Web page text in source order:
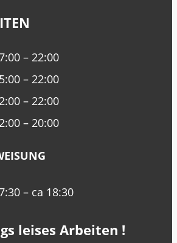
– 22:00
– 22:00
– 22:00
– 20:00
– ca 18:30
leises Arbeiten !